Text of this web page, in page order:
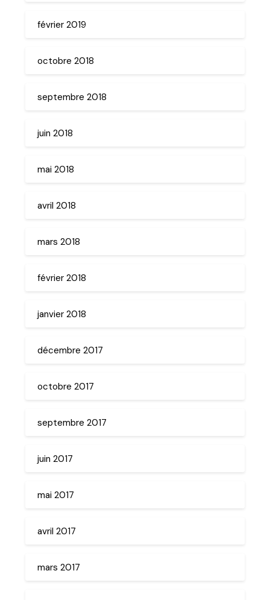
février 2019
octobre 2018
septembre 2018
juin 2018
mai 2018
avril 2018
mars 2018
février 2018
janvier 2018
décembre 2017
octobre 2017
septembre 2017
juin 2017
mai 2017
avril 2017
mars 2017